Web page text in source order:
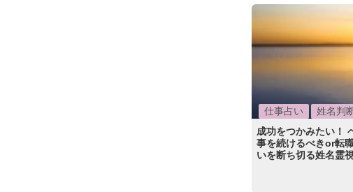
仕事占い 姓名判
成功をつかみたい！
事を続けるべきor転
いを断ち切る姓名霊